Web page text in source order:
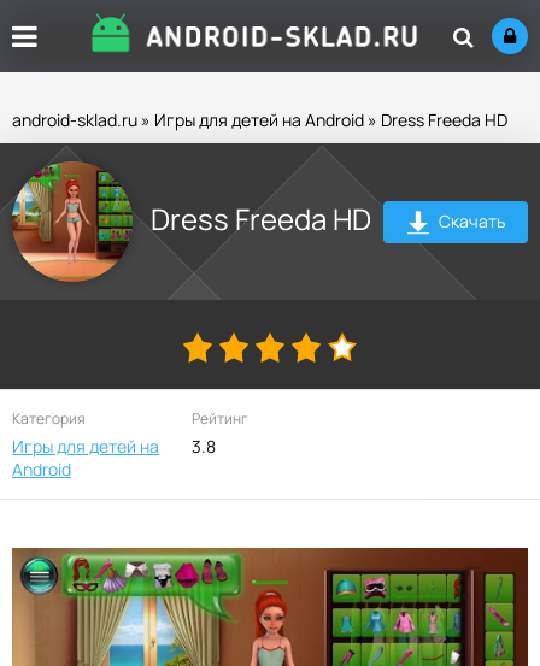
android-sklad.ru » Игры для детей на Android » Dress Freeda HD
Dress Freeda HD Скачать
Категория
Игры для детей на
Android
Рейтинг
3.8